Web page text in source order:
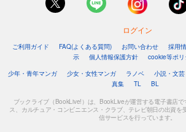
ログイン
ご利用ガイド FAQ(よくある質問) お問い合わせ 採用
示
個人情報保護方針
cookie等ポリ
少年・青年マンガ
少女・女性マンガ ラノベ 小説・文芸
真集
TL BL
ブックライブ（BookLive!）は、BookLiveが運営する電子書店
ス、カルチュア・コンビニエンス・クラブ、テレビ朝日の出資を
信サービスを行っています。